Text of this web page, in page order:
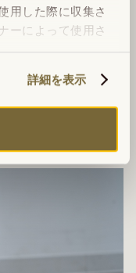
用した際に収集さ
ーによって使用さ
詳細を表示